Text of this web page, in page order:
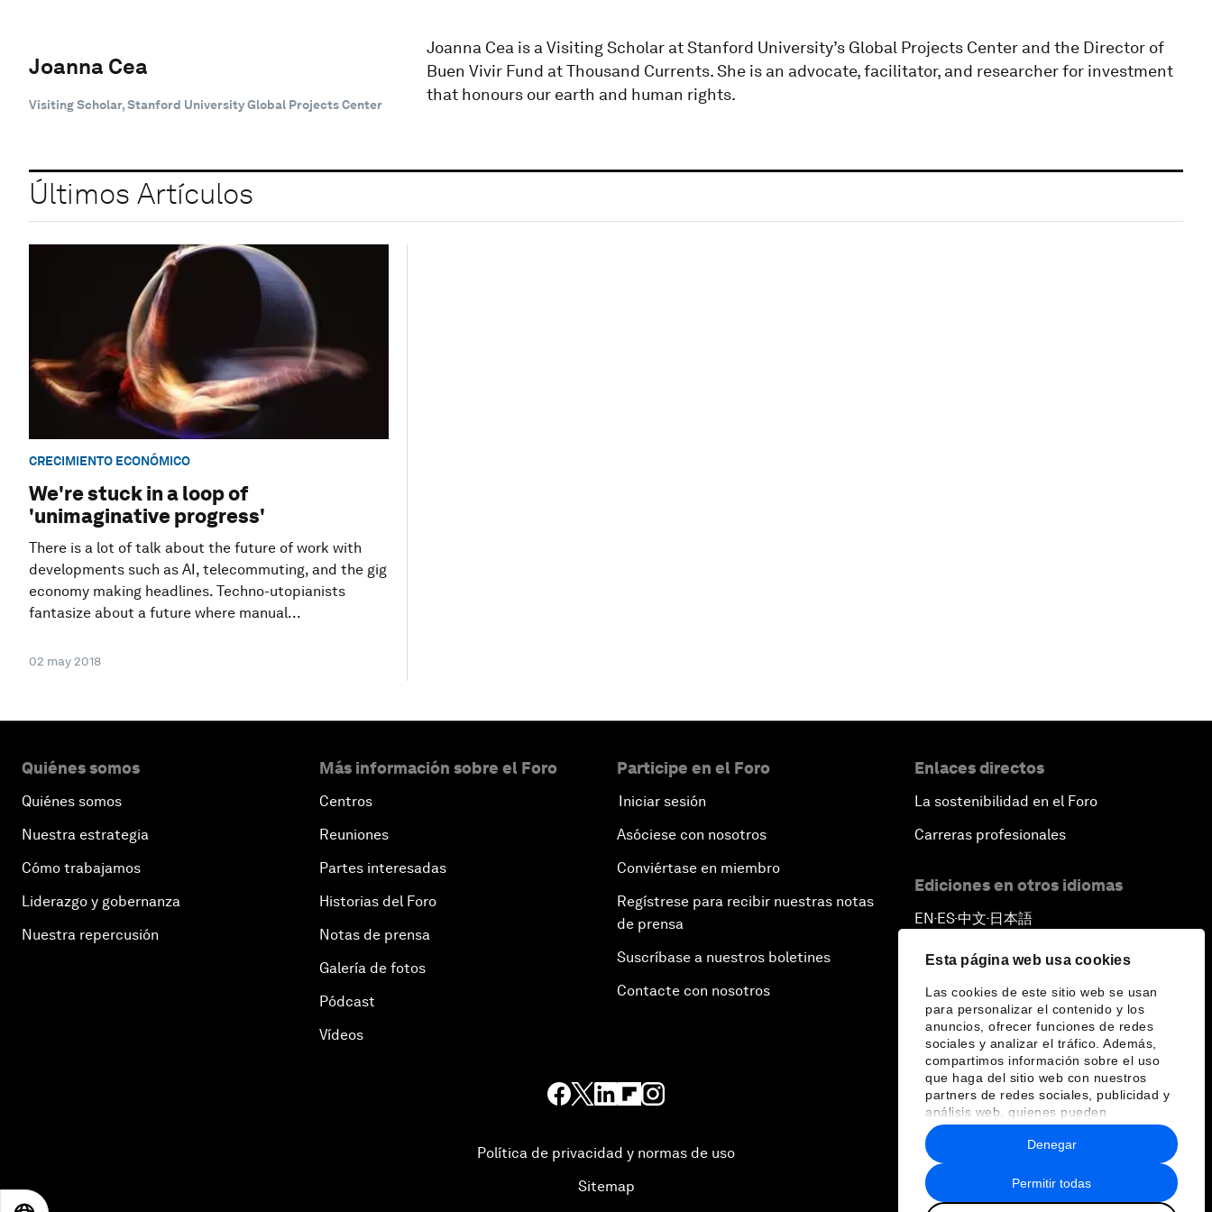
Esta página web usa cookies
Las cookies de este sitio web se usan
para personalizar el contenido y los
anuncios, ofrecer funciones de redes
sociales y analizar el tráfico. Además,
compartimos información sobre el uso
que haga del sitio web con nuestros
partners de redes sociales, publicidad y
análisis web, quienes pueden
combinarla con otra información que les
haya proporcionado o que hayan
recopilado a partir del uso que haya
hecho de sus servicios.
Permitir todas
Denegar
Joanna Cea
Visiting Scholar, Stanford University Global Projects Center
Joanna Cea is a Visiting Scholar at Stanford University’s Global Projects Center and the Director of
Buen Vivir Fund at Thousand Currents. She is an advocate, facilitator, and researcher for investment
that honours our earth and human rights.
Últimos Artículos
CRECIMIENTO ECONÓMICO
We're stuck in a loop of
'unimaginative progress'
There is a lot of talk about the future of work with
developments such as AI, telecommuting, and the gig
economy making headlines. Techno-utopianists
fantasize about a future where manual...
02 may 2018
Quiénes somos
Quiénes somos
Nuestra estrategia
Cómo trabajamos
Liderazgo y gobernanza
Nuestra repercusión
Más información sobre el Foro
Centros
Reuniones
Partes interesadas
Historias del Foro
Notas de prensa
Galería de fotos
Pódcast
Vídeos
Participe en el Foro
Iniciar sesión
Asóciese con nosotros
Conviértase en miembro
Regístrese para recibir nuestras notas
de prensa
Suscríbase a nuestros boletines
Contacte con nosotros
Enlaces directos
La sostenibilidad en el Foro
Carreras profesionales
Ediciones en otros idiomas
EN ▪ ES▪中文▪ 日本語
Política de privacidad y normas de uso
Sitemap